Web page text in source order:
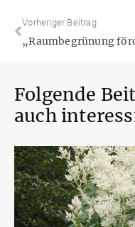
Vorheriger Beitrag
Folgende
auch